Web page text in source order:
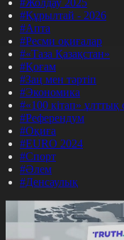
#Құрылтай - 2026
#Апта
#Ресми оқиғалар
#«Таза Қазақстан»
#Қоғам
#Заң мен тәртіп
#Экономика
#«100 кітап» ұлттық
#Референдум
#Оқиға
#EURO 2024
#Спорт
#Әлем
#Денсаулық